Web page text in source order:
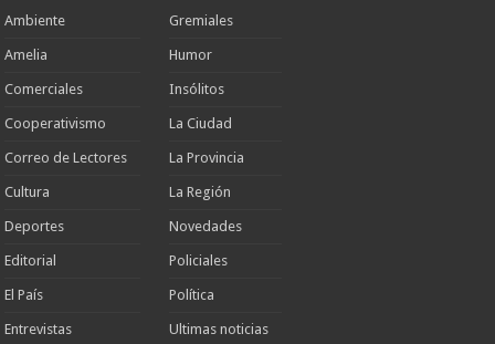
Ambiente
Amelia
Comerciales
Cooperativismo
Correo de Lectores
Cultura
Deportes
Editorial
El País
Entrevistas
Gremiales
Humor
Insólitos
La Ciudad
La Provincia
La Región
Novedades
Policiales
Política
Ultimas noticias